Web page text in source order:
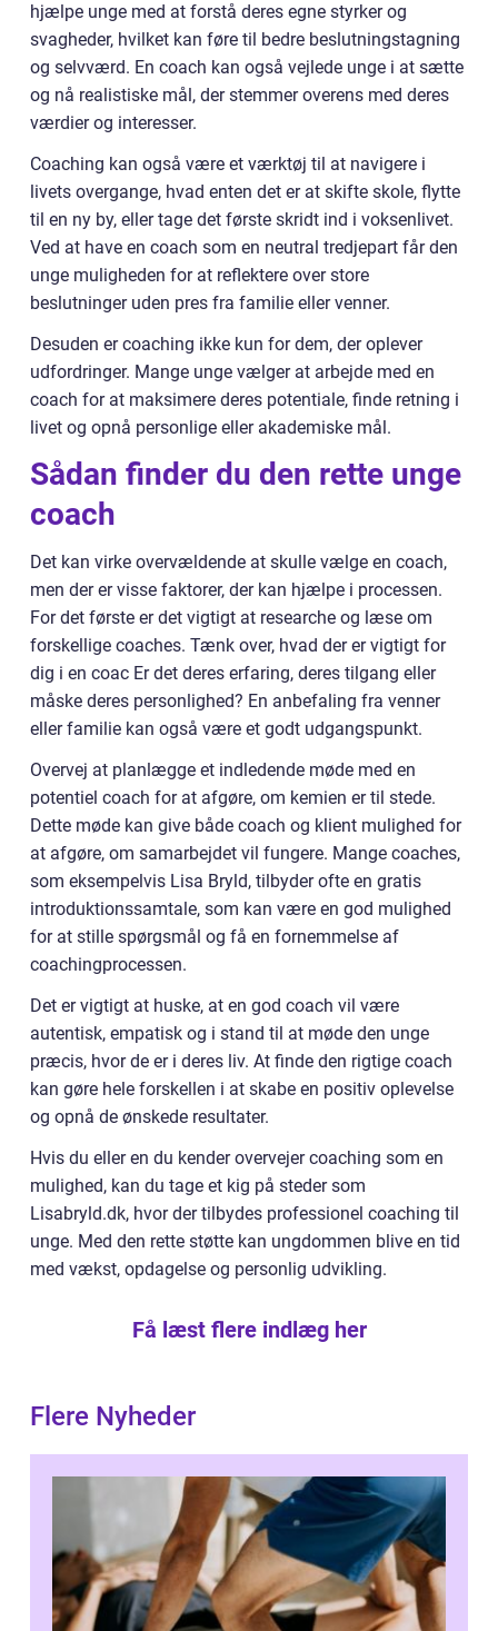
hjælpe unge med at forstå deres egne styrker og
svagheder, hvilket kan føre til bedre beslutningstagning
og selvværd. En coach kan også vejlede unge i at sætte
og nå realistiske mål, der stemmer overens med deres
værdier og interesser.
Coaching kan også være et værktøj til at navigere i
livets overgange, hvad enten det er at skifte skole, flytte
til en ny by, eller tage det første skridt ind i voksenlivet.
Ved at have en coach som en neutral tredjepart får den
unge muligheden for at reflektere over store
beslutninger uden pres fra familie eller venner.
Desuden er coaching ikke kun for dem, der oplever
udfordringer. Mange unge vælger at arbejde med en
coach for at maksimere deres potentiale, finde retning i
livet og opnå personlige eller akademiske mål.
Sådan finder du den rette unge
coach
Det kan virke overvældende at skulle vælge en coach,
men der er visse faktorer, der kan hjælpe i processen.
For det første er det vigtigt at researche og læse om
forskellige coaches. Tænk over, hvad der er vigtigt for
dig i en coac Er det deres erfaring, deres tilgang eller
måske deres personlighed? En anbefaling fra venner
eller familie kan også være et godt udgangspunkt.
Overvej at planlægge et indledende møde med en
potentiel coach for at afgøre, om kemien er til stede.
Dette møde kan give både coach og klient mulighed for
at afgøre, om samarbejdet vil fungere. Mange coaches,
som eksempelvis Lisa Bryld, tilbyder ofte en gratis
introduktionssamtale, som kan være en god mulighed
for at stille spørgsmål og få en fornemmelse af
coachingprocessen.
Det er vigtigt at huske, at en god coach vil være
autentisk, empatisk og i stand til at møde den unge
præcis, hvor de er i deres liv. At finde den rigtige coach
kan gøre hele forskellen i at skabe en positiv oplevelse
og opnå de ønskede resultater.
Hvis du eller en du kender overvejer coaching som en
mulighed, kan du tage et kig på steder som
Lisabryld.dk, hvor der tilbydes professionel coaching til
unge. Med den rette støtte kan ungdommen blive en tid
med vækst, opdagelse og personlig udvikling.
Få læst flere indlæg her
Flere Nyheder